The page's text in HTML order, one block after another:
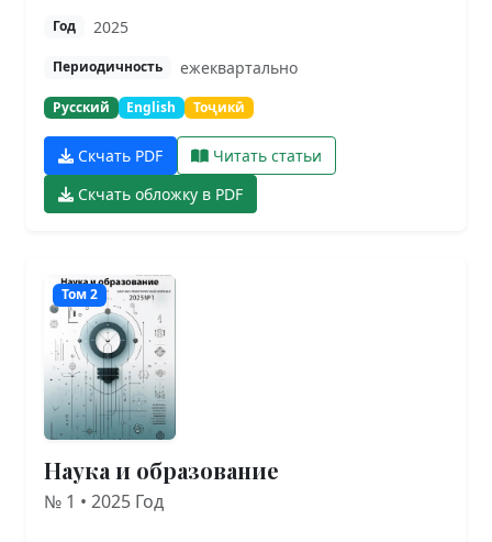
Год 2025
Периодичность ежеквартально
Русский English Тоҷикӣ
Скчать PDF
Читать статьи
Скчать обложку в PDF
Том 2
Наука и образование
№ 1 • 2025 Год